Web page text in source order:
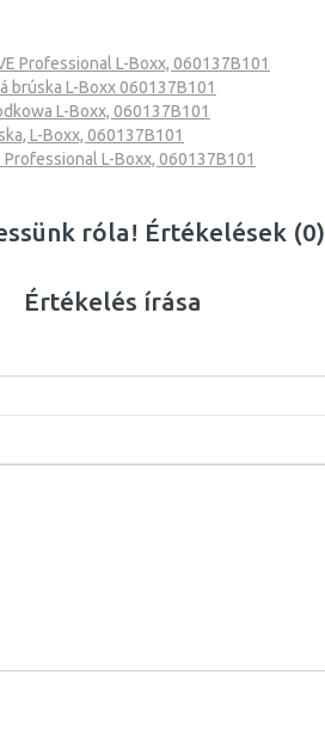
Professional L-Boxx, 060137B101
brúska L-Boxx 060137B101
L-Boxx, 060137B101
L-Boxx, 060137B101
Professional L-Boxx, 060137B101
róla! Értékelések (0)
Értékelés írása